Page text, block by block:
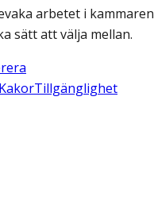
arbetet i
sätt att välja mellan.
KakorTillgänglighet